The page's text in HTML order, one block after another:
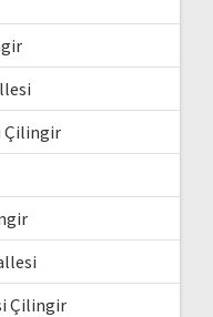
Çilingir
Çilingir